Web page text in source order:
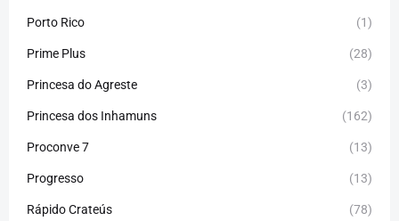
Porto Rico (1)
Prime Plus (28)
Princesa do Agreste (3)
Princesa dos Inhamuns (162)
Proconve 7 (13)
Progresso (13)
Rápido Crateús (78)